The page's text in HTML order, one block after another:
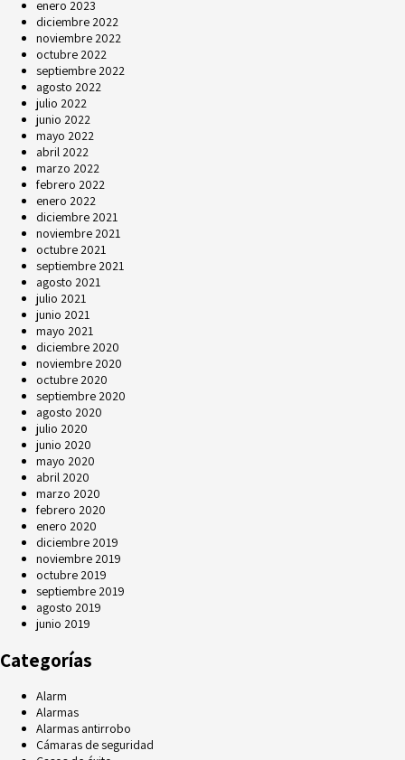
enero 2023
diciembre 2022
noviembre 2022
octubre 2022
septiembre 2022
agosto 2022
julio 2022
junio 2022
mayo 2022
abril 2022
marzo 2022
febrero 2022
enero 2022
diciembre 2021
noviembre 2021
octubre 2021
septiembre 2021
agosto 2021
julio 2021
junio 2021
mayo 2021
diciembre 2020
noviembre 2020
octubre 2020
septiembre 2020
agosto 2020
julio 2020
junio 2020
mayo 2020
abril 2020
marzo 2020
febrero 2020
enero 2020
diciembre 2019
noviembre 2019
octubre 2019
septiembre 2019
agosto 2019
junio 2019
Categorías
Alarm
Alarmas
Alarmas antirrobo
Cámaras de seguridad